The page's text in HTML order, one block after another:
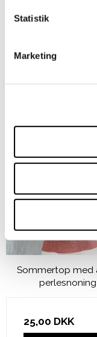
Statistik
Marketing
Raglanbluse
Sommertop med
perlesnoning
25,00 DKK